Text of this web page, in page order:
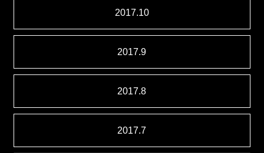
2017.10
2017.9
2017.8
2017.7